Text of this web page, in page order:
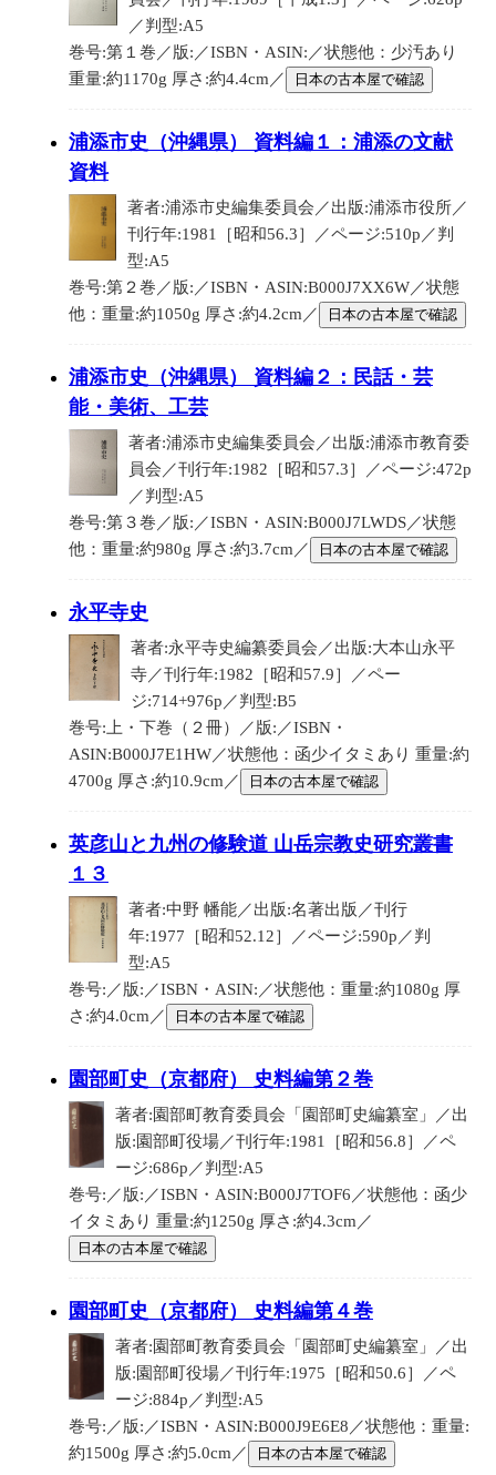
／判型:A5
巻号:第１巻／版:／ISBN・ASIN:／状態他：少汚あり
重量:約1170g 厚さ:約4.4cm／
日本の古本屋で確認
浦添市史（沖縄県） 資料編１：浦添の文献
資料
著者:浦添市史編集委員会／出版:浦添市役所／
刊行年:1981［昭和56.3］／ページ:510p／判
型:A5
巻号:第２巻／版:／ISBN・ASIN:B000J7XX6W／状態
他：重量:約1050g 厚さ:約4.2cm／
日本の古本屋で確認
浦添市史（沖縄県） 資料編２：民話・芸
能・美術、工芸
著者:浦添市史編集委員会／出版:浦添市教育委
員会／刊行年:1982［昭和57.3］／ページ:472p
／判型:A5
巻号:第３巻／版:／ISBN・ASIN:B000J7LWDS／状態
他：重量:約980g 厚さ:約3.7cm／
日本の古本屋で確認
永平寺史
著者:永平寺史編纂委員会／出版:大本山永平
寺／刊行年:1982［昭和57.9］／ペー
ジ:714+976p／判型:B5
巻号:上・下巻（２冊）／版:／ISBN・
ASIN:B000J7E1HW／状態他：函少イタミあり 重量:約
4700g 厚さ:約10.9cm／
日本の古本屋で確認
英彦山と九州の修験道 山岳宗教史研究叢書
１３
著者:中野 幡能／出版:名著出版／刊行
年:1977［昭和52.12］／ページ:590p／判
型:A5
巻号:／版:／ISBN・ASIN:／状態他：重量:約1080g 厚
さ:約4.0cm／
日本の古本屋で確認
園部町史（京都府） 史料編第２巻
著者:園部町教育委員会「園部町史編纂室」／出
版:園部町役場／刊行年:1981［昭和56.8］／ペ
ージ:686p／判型:A5
巻号:／版:／ISBN・ASIN:B000J7TOF6／状態他：函少
イタミあり 重量:約1250g 厚さ:約4.3cm／
日本の古本屋で確認
園部町史（京都府） 史料編第４巻
著者:園部町教育委員会「園部町史編纂室」／出
版:園部町役場／刊行年:1975［昭和50.6］／ペ
ージ:884p／判型:A5
巻号:／版:／ISBN・ASIN:B000J9E6E8／状態他：重量:
約1500g 厚さ:約5.0cm／
日本の古本屋で確認